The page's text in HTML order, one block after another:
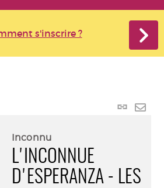
s'inscrire ?
Lien
Inconnu
L'INCONNUE
D'ESPERANZA - LES